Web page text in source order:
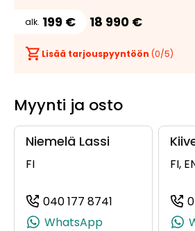
alk. 199 € 18 990 €
Lisää tarjouspyyntöön (0/5)
Myynti ja osto
Niemelä Lassi
FI
040 177 8741
WhatsApp
FI,